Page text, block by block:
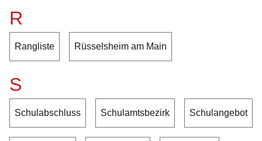
R
Rangliste Rüsselsheim am Main
S
Schulabschluss Schulamtsbezirk Schulangebot